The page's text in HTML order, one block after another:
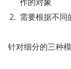
需要根据不同
针对细分的三种